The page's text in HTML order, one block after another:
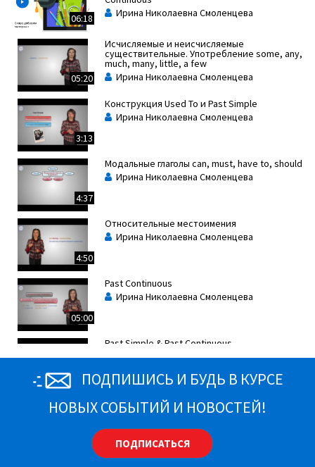
06:18
Ирина Николаевна Смоленцева
05:20
Исчисляемые и неисчисляемые
существительные. Употребление some, any,
much, many, little, a few
Ирина Николаевна Смоленцева
3:13
Конструкция Used To и Past Simple
Ирина Николаевна Смоленцева
4:37
Модальные глаголы can, must, have to, should
Ирина Николаевна Смоленцева
4:50
Относительные местоимения
Ирина Николаевна Смоленцева
05:00
Past Continuous
Ирина Николаевна Смоленцева
Past Simple & Past Continuous
Ирина Николаевна Смоленцева
Past Simple
Ирина Николаевна Смоленцева
Порядок прилагательных
ПОДПИШИСЬ И БУДЬ В КУРСЕ
НОВЫХ СОБЫТИЙ И НОВОСТЕЙ!
ПОДПИСАТЬСЯ